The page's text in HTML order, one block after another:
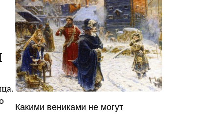
Какими вениками не могут